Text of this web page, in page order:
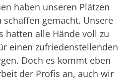
haben unseren Plätzen
gemacht. Unsere
hatten alle Hände voll zu
einen zufriedenstellenden
Doch es kommt eben
der Profis an, auch wir